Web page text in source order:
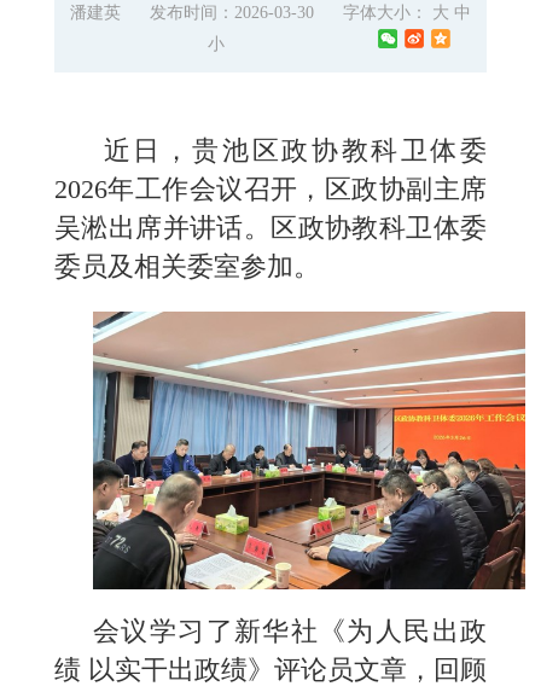
潘建英
发布时间：2026-03-30 字体大小： 大 中
小
近日
，贵池区政协教科卫体委
2026年工作会议召开，区政协副主席
吴淞出席并讲话。区政协教科卫体委
委员及相关委室参加。
会议学习了新华社《为人民出政
绩 以实干出政绩》评论员文章，回顾